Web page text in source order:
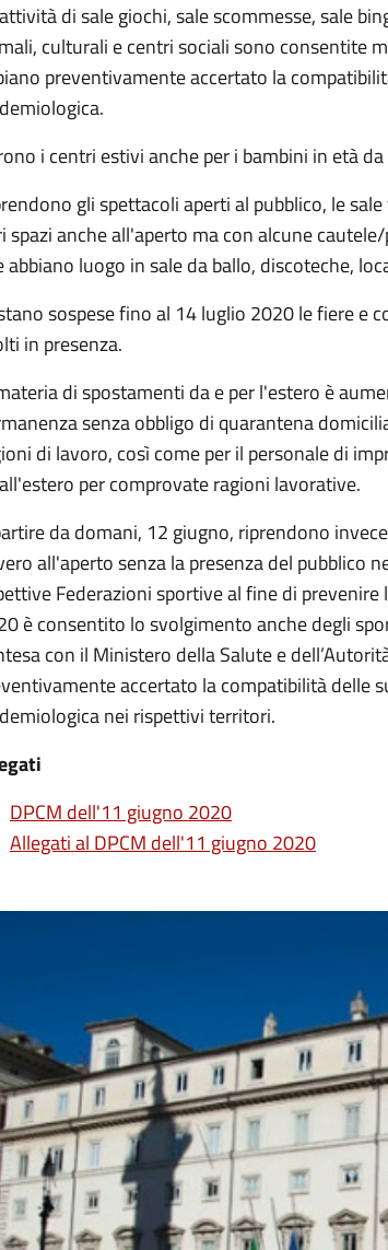
di sale giochi, sale scommesse, sale
culturali e centri sociali sono consentite
preventivamente accertato la
i centri estivi anche per i bambini in età
gli spettacoli aperti al pubblico, le
spazi anche all'aperto ma con alcune
abbiano luogo in sale da ballo, discoteche,
sospese fino al 14 luglio 2020 le fiere e
in presenza.
di spostamenti da e per l'estero è
senza obbligo di quarantena
di lavoro, così come per il personale di
per comprovate ragioni lavorative.
da domani, 12 giugno, riprendono
all'aperto senza la presenza del pubblico
Federazioni sportive al fine di
è consentito lo svolgimento anche degli
con il Ministero della Salute e
accertato la compatibilità delle
nei rispettivi territori.
DPCM dell'11 giugno 2020
Allegati al DPCM dell'11 giugno 2020